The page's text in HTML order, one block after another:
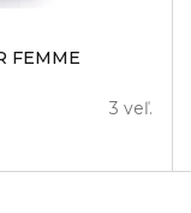
FEMME
3 veľ.